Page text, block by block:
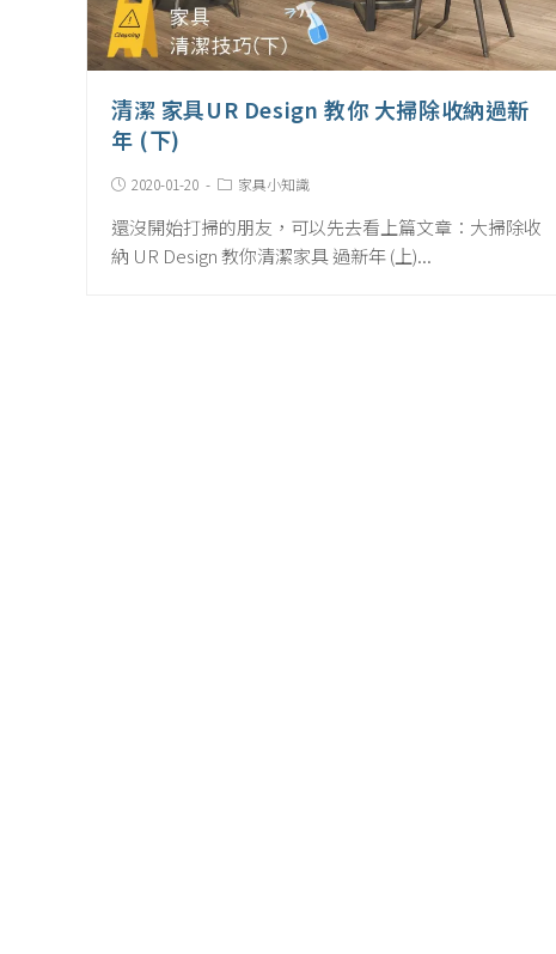
清潔 家具UR Design 教你 大掃除收納過新
年 (下)
Post2020-01-20
Post家具小知識
還沒開始打掃的朋友，可以先去看上篇文章：大掃除收
納 UR Design 教你清潔家具 過新年 (上)...